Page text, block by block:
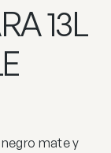
13L
mate y